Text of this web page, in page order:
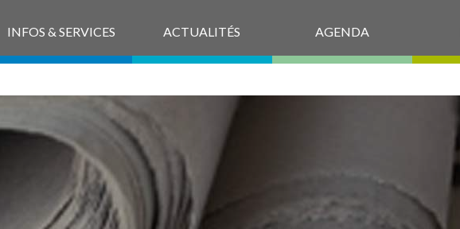
INFOS & SERVICES ACTUALITÉS AGENDA